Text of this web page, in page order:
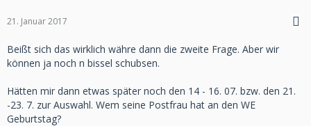
21. Januar 2017
Beißt sich das wirklich währe dann die zweite Frage. Aber wir
können ja noch n bissel schubsen.
Hätten mir dann etwas später noch den 14 - 16. 07. bzw. den 21.
-23. 7. zur Auswahl. Wem seine Postfrau hat an den WE
Geburtstag?